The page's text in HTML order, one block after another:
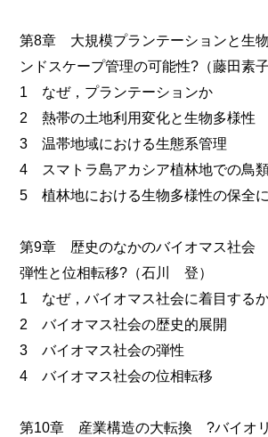
第8章 大規模プランテーションと生
ンドスケープ管理の可能性?（藤田素子
1 なぜ，プランテーションか
2 熱帯の土地利用変化と生物多様性
3 温帯地域における生態系管理
4 スマトラ島アカシア植林地での鳥
5 植林地における生物多様性の保全
第9章 歴史のなかのバイオマス社会
弾性と位相転移?（石川 登）
1 なぜ，バイオマス社会に着目する
2 バイオマス社会の歴史的展開
3 バイオマス社会の弾性
4 バイオマス社会の位相転移
第10章 産業構造の大転換 ?バイオ